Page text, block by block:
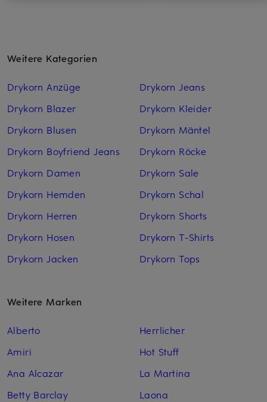
Weitere Kategorien
Drykorn Anzüge
Drykorn Blazer
Drykorn Blusen
Drykorn Boyfriend Jeans
Drykorn Damen
Drykorn Hemden
Drykorn Herren
Drykorn Hosen
Drykorn Jacken
Drykorn Jeans
Drykorn Kleider
Drykorn Mäntel
Drykorn Röcke
Drykorn Sale
Drykorn Schal
Drykorn Shorts
Drykorn T-Shirts
Drykorn Tops
Weitere Marken
Alberto
Amiri
Ana Alcazar
Betty Barclay
Herrlicher
Hot Stuff
La Martina
Laona